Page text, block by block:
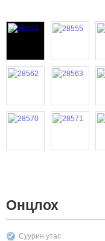
Онцлох
Суурин утас